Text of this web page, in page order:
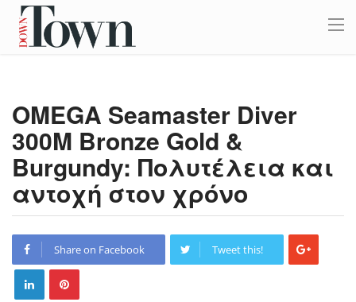
OMEGA Seamaster Diver
300M Bronze Gold &
Burgundy: Πολυτέλεια και
αντοχή στον χρόνο
Share on Facebook Tweet this!